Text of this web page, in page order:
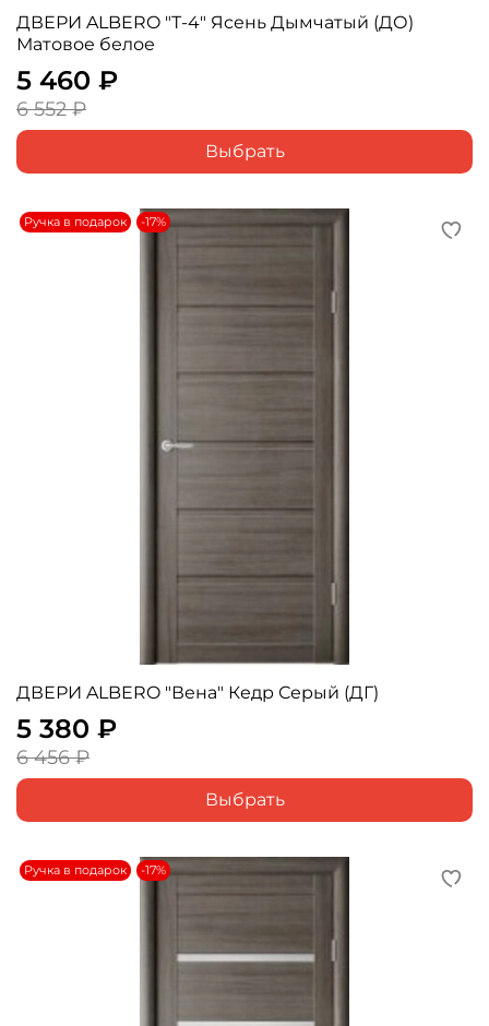
ДВЕРИ ALBERO "Т-4" Ясень Дымчатый (ДО)
Матовое белое
5 460 ₽
6 552 ₽
Выбрать
Ручка в подарок -17%
ДВЕРИ ALBERO "Вена" Кедр Серый (ДГ)
5 380 ₽
6 456 ₽
Выбрать
Ручка в подарок -17%